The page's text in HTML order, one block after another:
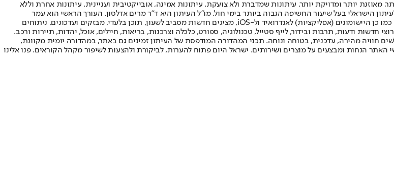
יותר ומדויקת יותר. עיתונות שמדברת ולא צועקת. עיתונות אמינה, אובייקטיבית ועניינית. עיתונות אחרת וללא
פורסמה ב-30 ביולי 2007, וב-2010 הפך "ישראל היום" לעיתון הישראלי בעל שיעור החשיפה הגבוה ביותר בימי חול. מו"ל העיתון היא ד"ר מרים אדלסון. העורך הראשי הוא עמר
לחמנוביץ, והעורך המייסד הוא עמוס רגב. אתרי האינטרנט של "ישראל היום" בעברית ובאנגלית, כמו כן היישומונים (אפליקציות) לאנדרואיד ול-iOS, מציגים חדשות מסביב לשעון, תוכן בלעדי, מבזקים ועדכונים, ניתוחים
חדשות ודעות, תרבות ובידור, לייף סטייל, טכנולוגיה, ספורט, כלכלה וצרכנות, בריאות, חיילים, אוכל, יהדות, תיירות ורכב.
חוויה מהירה, עדכנית, בטוחה ונוחה. תכני המהדורה המודפסת של העיתון זמינים גם באתר, במהדורה יומית מקוונת,
האתר הנחות ומבצעים על מוצרים ושירותים. ישראל היום פתוח להערות, לביקורת ולהצעות לשיפור מקהל הקוראים. פנו אלינו